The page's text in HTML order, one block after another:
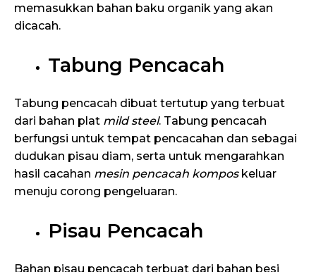
memasukkan bahan baku organik yang akan
dicacah.
Tabung Pencacah
Tabung pencacah dibuat tertutup yang terbuat
dari bahan plat mild steel. Tabung pencacah
berfungsi untuk tempat pencacahan dan sebagai
dudukan pisau diam, serta untuk mengarahkan
hasil cacahan mesin pencacah komposkeluar
menuju corong pengeluaran.
Pisau Pencacah
Bahan pisau pencacah terbuat dari bahan besi